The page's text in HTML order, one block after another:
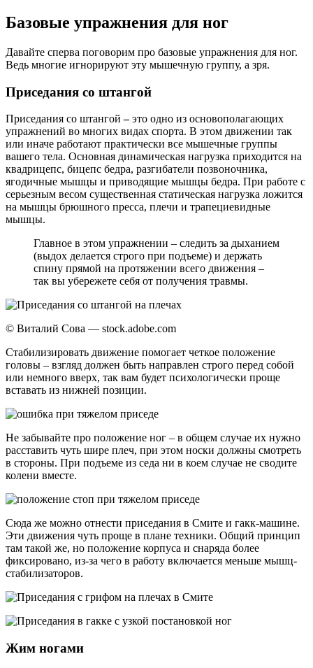
Базовые упражнения для ног
Давайте сперва поговорим про базовые упражнения для ног.
Ведь многие игнорируют эту мышечную группу, а зря.
Приседания со штангой
Приседания со штангой–это одно из основополагающих
упражнений во многих видах спорта. В этом движении так
или иначе работают практически все мышечные группы
вашего тела. Основная динамическая нагрузка приходится на
квадрицепс, бицепс бедра, разгибатели позвоночника,
ягодичные мышцы и приводящие мышцы бедра. При работе с
серьезным весом существенная статическая нагрузка ложится
на мышцы брюшного пресса, плечи и трапециевидные
мышцы.
Главное в этом упражнении – следить за дыханием
(выдох делается строго при подъеме) и держать
спину прямой на протяжении всего движения –
так вы убережете себя от получения травмы.
© Виталий Сова — stock.adobe.com
Стабилизировать движение помогает четкое положение
головы – взгляд должен быть направлен строго перед собой
или немного вверх, так вам будет психологически проще
вставать из нижней позиции.
Не забывайте про положение ног – в общем случае их нужно
расставить чуть шире плеч, при этом носки должны смотреть
в стороны. При подъеме из седа ни в коем случае не сводите
колени вместе.
Сюда же можно отнести приседания в Смите и гакк-машине.
Эти движения чуть проще в плане техники. Общий принцип
там такой же, но положение корпуса и снаряда более
фиксировано, из-за чего в работу включается меньше мышц-
стабилизаторов.
Жим ногами